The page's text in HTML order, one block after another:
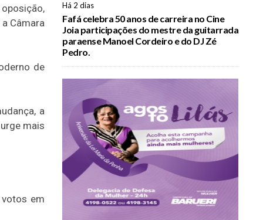
Câmara
de
a
mais
em
Há 2 dias
Fafá celebra 50 anos de carreira no Cine
Joia participações do mestre da guitarrada
paraense Manoel Cordeiro e do DJ Zé
Pedro.